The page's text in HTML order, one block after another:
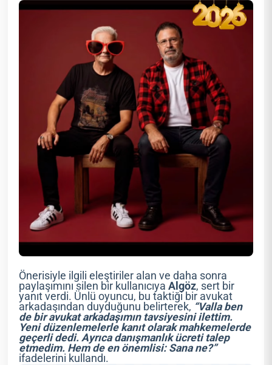
Önerisiyle ilgili eleştiriler alan ve daha sonra
paylaşımını silen bir kullanıcıya Algöz, sert bir
yanıt verdi. Ünlü oyuncu, bu taktiği bir avukat
arkadaşından duyduğunu belirterek, “Valla ben
de bir avukat arkadaşımın tavsiyesini ilettim.
Yeni düzenlemelerle kanıt olarak mahkemelerde
geçerli dedi. Ayrıca danışmanlık ücreti talep
etmedim. Hem de en önemlisi: Sana ne?”
ifadelerini kullandı.